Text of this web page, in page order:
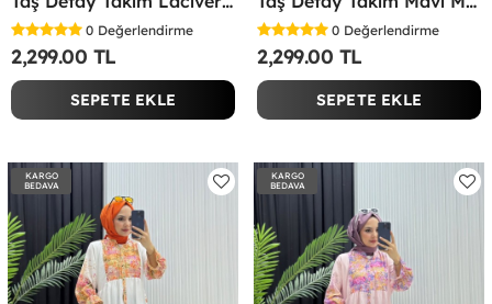
0 Değerlendirme
2,299.00 TL
SEPETE EKLE
0 Değerlendirme
2,299.00 TL
SEPETE EKLE
KARGO
BEDAVA
KARGO
BEDAVA